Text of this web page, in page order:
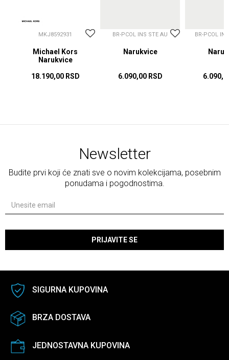
MKJ8592931
Michael Kors
Narukvice
18.190,00 RSD
BR-PCOL INS STE AU
Narukvice
6.090,00 RSD
BR-PCOL
Newsletter
Budite prvi koji će znati sve o novim kolekcijama, posebnim
ponudama i pogodnostima.
PRIJAVITE SE
SIGURNA KUPOVINA
BRZA DOSTAVA
JEDNOSTAVNA KUPOVINA